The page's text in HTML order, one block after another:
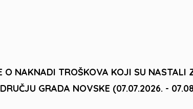
O NAKNADI TROŠKOVA KOJI SU
GRADA NOVSKE (07.07.2026. -